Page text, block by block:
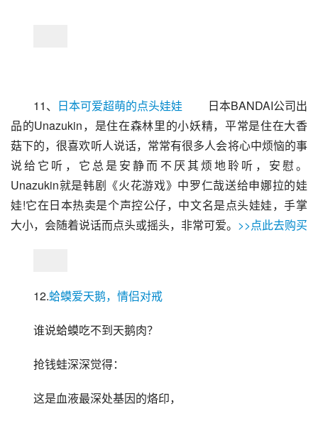
11、 日本可爱超萌的点头娃娃 日本BANDAI公司出
品的Unazukin，是住在森林里的小妖精，平常是住在大香
菇下的，很喜欢听人说话，常常有很多人会将心中烦恼的事
说给它听，它总是安静而不厌其烦地聆听，安慰。
Unazukin就是韩剧《火花游戏》中罗仁哉送给申娜拉的娃
娃!它在日本热卖是个声控公仔，中文名是点头娃娃，手掌
大小，会随着说话而点头或摇头，非常可爱。 >>点此去购买
12.蛤蟆爱天鹅，情侣对戒
谁说蛤蟆吃不到天鹅肉？
抢钱蛙深深觉得：
这是血液最深处基因的烙印，